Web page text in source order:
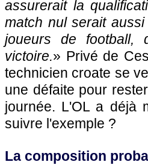
assurerait la
match nul serait
joueurs de football,
victoire.» Privé de
technicien croate se
une défaite pour
journée. L'OL a déjà
suivre l'exemple ?
La composition